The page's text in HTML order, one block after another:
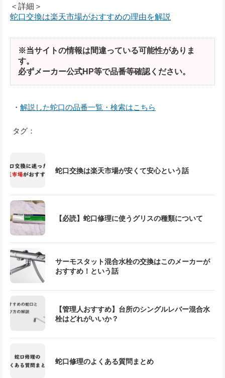
＜詳細＞
蛇口交換は楽天市場がおすすめの理由を解説
※当サイトの情報は間違っている可能性がありま
す。
必ずメーカー公式HP等で品番等確認ください。
・ 解説した蛇口の品番一覧・検索はこちら
タグ：
蛇口交換は楽天市場が安くて安心という話
【必読】蛇口修理に使うグリスの種類について
サーモスタット混合水栓の交換はこのメーカーが
おすすめ！という話
【管理人おすすめ】台所のシングルレバー混合水
栓はどれがいいか？
蛇口修理のよくある質問まとめ